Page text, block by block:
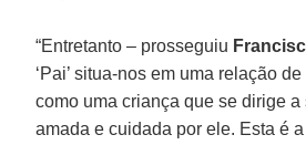
“Entretanto – prosseguiu
‘Pai’ situa-nos em uma relação
como uma criança que se dirige
amada e cuidada por ele. Esta é